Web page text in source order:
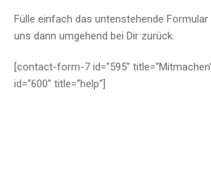
Fülle einfach das untenstehende
uns dann umgehend bei Dir zurück.
[contact-form-7 id=“595″
id=“600″ title=“help“]